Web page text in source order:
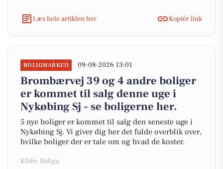
Læs hele artiklen her Kopiér link
BOLIGMARKED 09-08-2026 13:01
Brombærvej 39 og 4 andre boliger
er kommet til salg denne uge i
Nykøbing Sj - se boligerne her.
5 nye boliger er kommet til salg den seneste uge i
Nykøbing Sj. Vi giver dig her det fulde overblik over,
hvilke boliger der er tale om og hvad de koster.
Kilde: Boliga